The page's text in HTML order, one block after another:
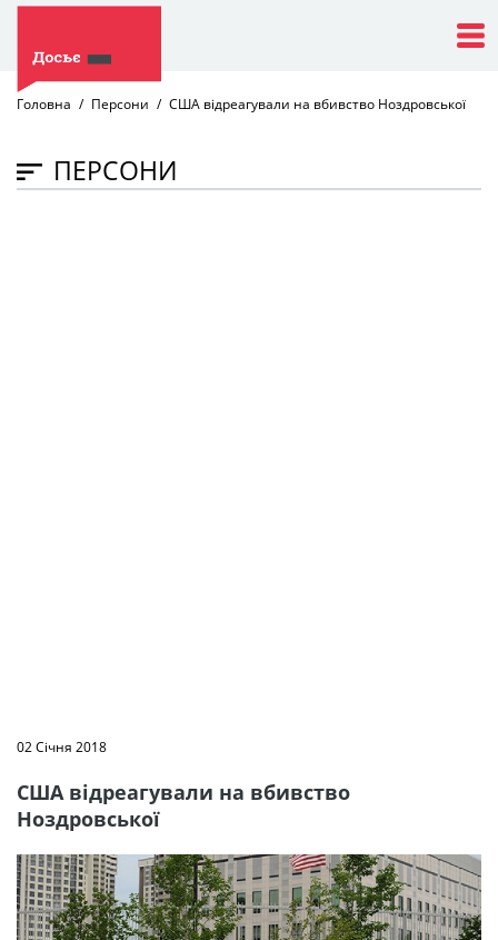
Головна Персони США відреагували на вбивство Ноздровської
ПЕРСОНИ
02 Січня 2018
США відреагували на вбивство
Ноздровської